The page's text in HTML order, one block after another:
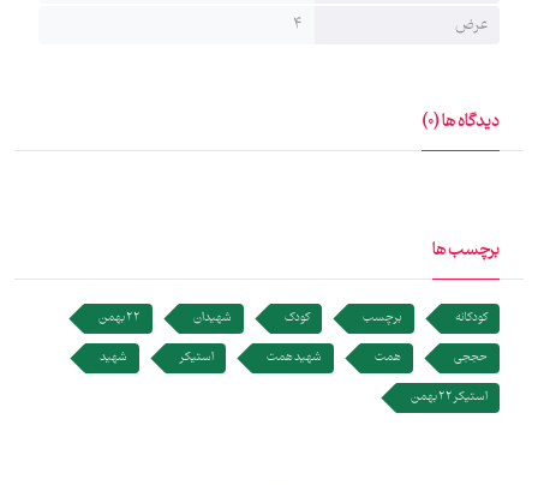
تلاش شده بهترین طراحی و بهترین مواد اولیه در تولید آن‌ها استفاده
شود.
عرض
4
دیدگاه ها (0)
برچسب ها
کودکانه برچسب کودک شهیدان
22 بهمن
حججی
همت شهید همت استیکر
شهید
استیکر 22 بهمن